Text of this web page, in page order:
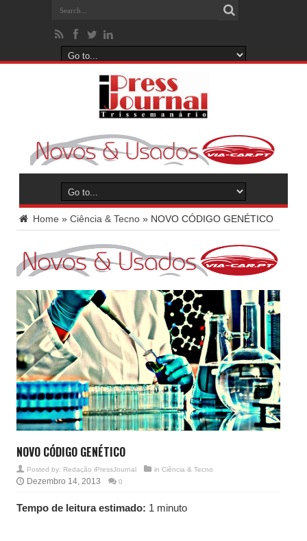
Home » Ciência & Tecno » NOVO CÓDIGO GENÉTICO
NOVO CÓDIGO GENÉTICO
Posted by: Redação iPressJournal in Ciência & Tecno
Dezembro 14, 2013 0
Tempo de leitura estimado: 1 minuto